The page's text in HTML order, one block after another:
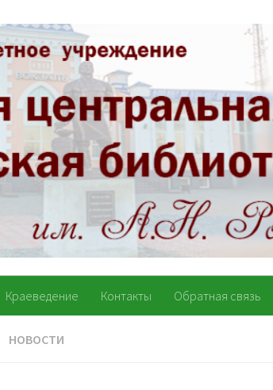
Краеведение Контакты Обратная связь
НОВОСТИ